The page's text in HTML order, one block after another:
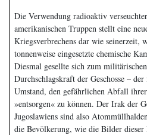
Die Verwendung radioaktiv
amerikanischen Truppen stellt eine
Kriegsverbrechens dar wie seinerzeit,
tonnenweise eingesetzte chemische
Diesmal gesellte sich zum
Durchschlagskraft der Geschosse –
Umstand, den gefährlichen Abfall
»entsorgen« zu können. Der Irak der
Jugoslawiens sind also
die Bevölkerung, wie die Bilder dieser